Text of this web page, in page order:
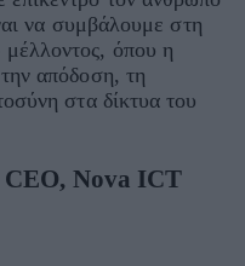
να συμβάλουμε στη
όπου η
απόδοση, τη
στα δίκτυα του
CEO, Nova ICT